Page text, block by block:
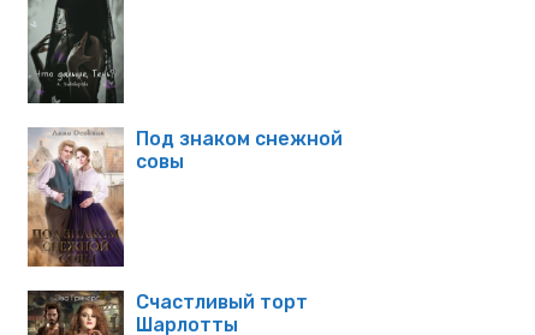
Под знаком снежной
совы
Счастливый торт
Шарлотты